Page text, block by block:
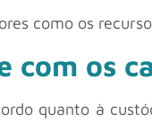
como os
com os
quanto à